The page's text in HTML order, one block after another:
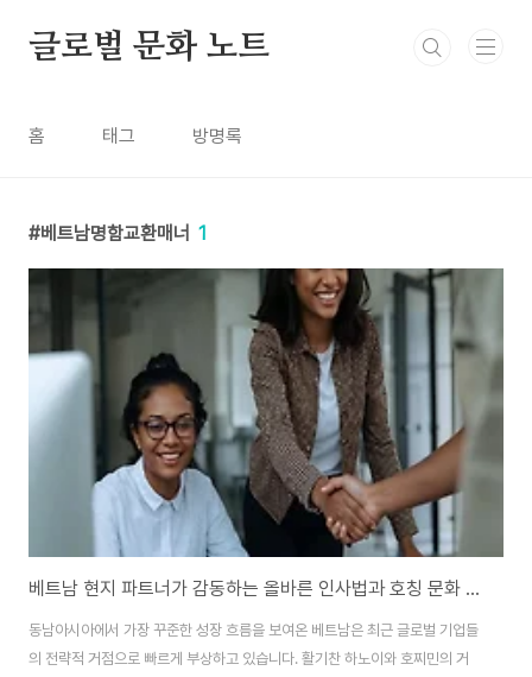
글로벌 문화 노트
홈 태그 방명록
베트남명함교환매너 1
베트남 현지 파트너가 감동하는 올바른 인사법과 호칭 문화 이해
동남아시아에서 가장 꾸준한 성장 흐름을 보여온 베트남은 최근 글로벌 기업들
의 전략적 거점으로 빠르게 부상하고 있습니다. 활기찬 하노이와 호찌민의 거